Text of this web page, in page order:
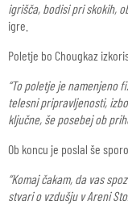
igrišča, bodisi pri skokih,
igre.
Poletje bo Chougkaz
“To poletje je namenjeno
telesni pripravljenosti,
ključne, še posebej ob
Ob koncu je poslal še
“Komaj čakam, da vas
stvari o vzdušju v Areni